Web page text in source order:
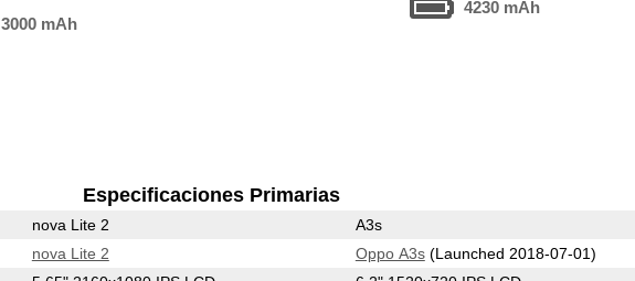
3000 mAh
4230 mAh
Especificaciones Primarias
nova Lite 2 A3s
nova Lite 2 Oppo A3s(Launched 2018-07-01)